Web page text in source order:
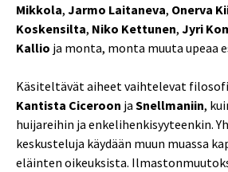
Mikkola, Jarmo Laitaneva, Onerva
Koskensilta, Niko Kettunen, Jyri
Kallio ja monta, monta muuta upeaa
Käsiteltävät aiheet vaihtelevat
Kantista Ciceroon ja Snellmaniin,
huijareihin ja enkelihenkisyyteenkin.
keskusteluja käydään muun muassa
eläinten oikeuksista.